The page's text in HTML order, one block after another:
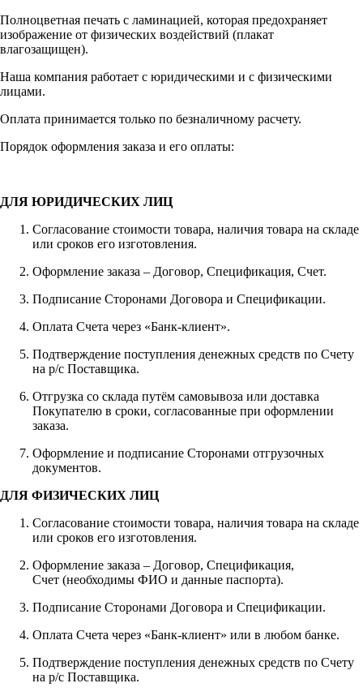
Полноцветная печать с ламинацией, которая предохраняет
изображение от физических воздействий (плакат
влагозащищен).
Наша компания работает с юридическими и с физическими
лицами.
Оплата принимается только по безналичному расчету.
Порядок оформления заказа и его оплаты:
ДЛЯ ЮРИДИЧЕСКИХ ЛИЦ
Согласование стоимости товара, наличия товара на складе
или сроков его изготовления.
Оформление заказа – Договор, Спецификация, Счет.
Подписание Сторонами Договора и Спецификации.
Оплата Счета через «Банк-клиент».
Подтверждение поступления денежных средств по Счету
на р/с Поставщика.
Отгрузка со склада путём самовывоза или доставка
Покупателю в сроки, согласованные при оформлении
заказа.
Оформление и подписание Сторонами отгрузочных
документов.
ДЛЯ ФИЗИЧЕСКИХ ЛИЦ
Согласование стоимости товара, наличия товара на складе
или сроков его изготовления.
Оформление заказа – Договор, Спецификация,
Счет (необходимы ФИО и данные паспорта).
Подписание Сторонами Договора и Спецификации.
Оплата Счета через «Банк-клиент» или в любом банке.
Подтверждение поступления денежных средств по Счету
на р/с Поставщика.